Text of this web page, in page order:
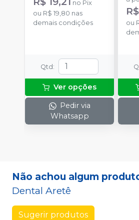
no Pix
ou R$ 19,80 nas
demais condições
Qtd:
Ver opções
Pedir via
Whatsapp
ou
Não achou algum
Dental Aretê
Sugerir produtos